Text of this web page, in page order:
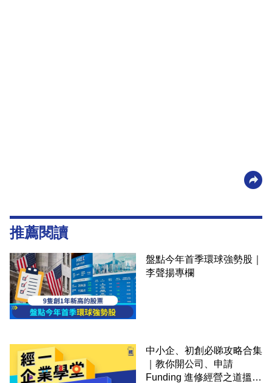
推薦閱讀
盤點今年首季環球強勢股｜
李聲揚專欄
中小企、初創必睇攻略合集
｜教你開公司、申請
Funding 進修經營之道搵大